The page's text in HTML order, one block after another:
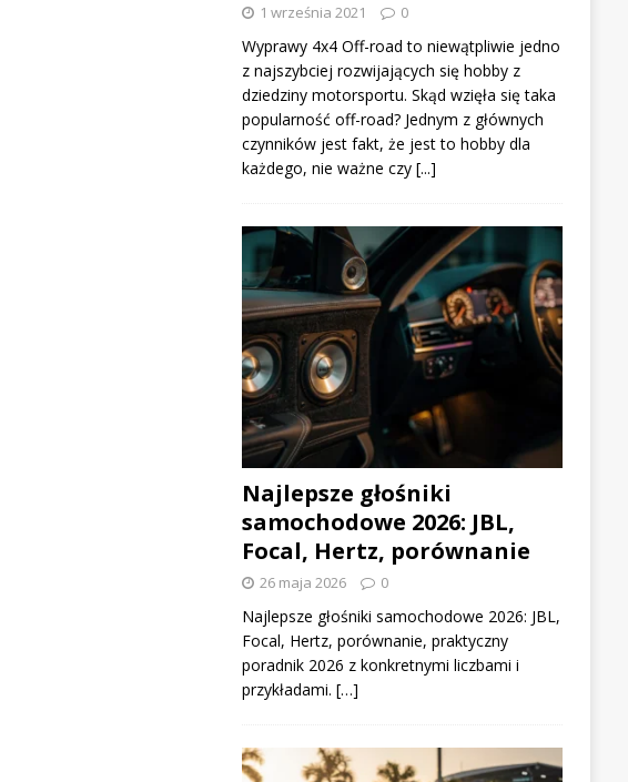
1 września 2021 0
Wyprawy 4x4 Off-road to niewątpliwie jedno
z najszybciej rozwijających się hobby z
dziedziny motorsportu. Skąd wzięła się taka
popularność off-road? Jednym z głównych
czynników jest fakt, że jest to hobby dla
każdego, nie ważne czy [...]
Najlepsze głośniki
samochodowe 2026: JBL,
Focal, Hertz, porównanie
26 maja 2026 0
Najlepsze głośniki samochodowe 2026: JBL,
Focal, Hertz, porównanie, praktyczny
poradnik 2026 z konkretnymi liczbami i
przykładami. […]